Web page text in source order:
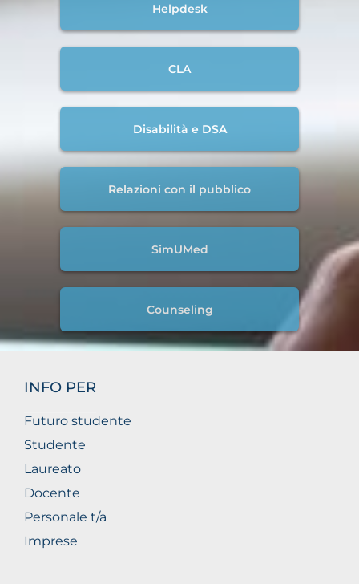
Helpdesk
CLA
Disabilità e DSA
Relazioni con il pubblico
SimUMed
Counseling
INFO PER
Futuro studente
Studente
Laureato
Docente
Personale t/a
Imprese